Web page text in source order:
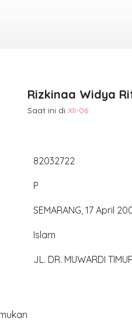
Rizkinaa Widya
Saat ini di XII-06
82032722
P
SEMARANG, 17 April
Islam
JL. DR. MUWARDI